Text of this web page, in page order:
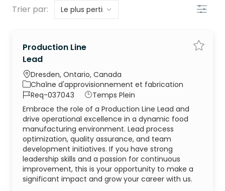
Trier par: Filtre
Production Line
Lead
Emplacement
Dresden, Ontario, Canada
Catégorie
Chaîne d'approvisionnement et fabrication
ID du poste
Req-037043 Type d’emploi
Temps Plein
Embrace the role of a Production Line Lead and
drive operational excellence in a dynamic food
manufacturing environment. Lead process
optimization, quality assurance, and team
development initiatives. If you have strong
leadership skills and a passion for continuous
improvement, this is your opportunity to make a
significant impact and grow your career with us.